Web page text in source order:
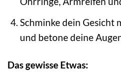
Schminke dein Gesicht
und betone deine
Das gewisse Etwas: